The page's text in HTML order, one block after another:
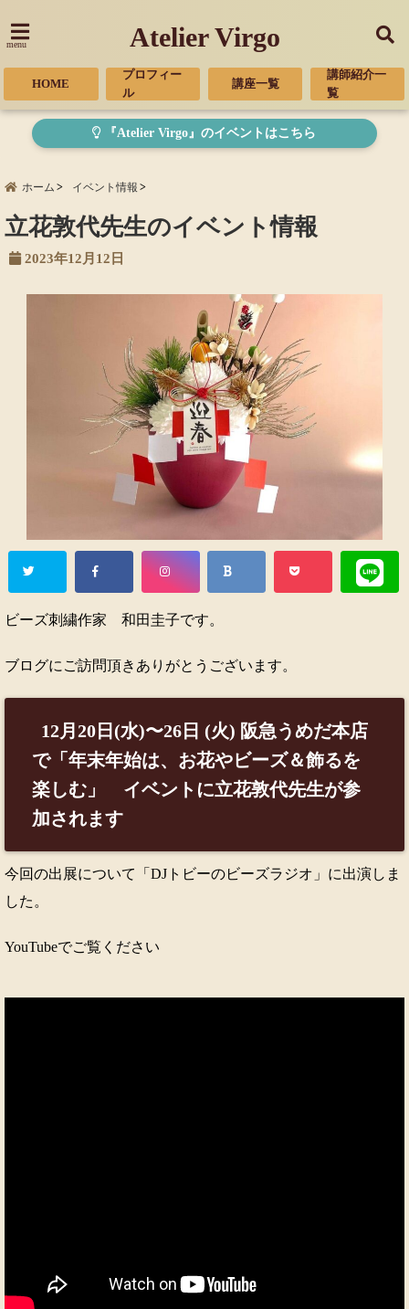
menu Atelier Virgo
HOME
プロフィー
ル
講座一覧
講師紹介一
覧
『Atelier Virgo』のイベントはこちら
ホーム イベント情報
立花敦代先生のイベント情報
2023年12月12日
ビーズ刺繍作家 和田圭子です。
ブログにご訪問頂きありがとうございます。
12月20日(水)〜26日 (火) 阪急うめだ本店
で「年末年始は、お花やビーズ＆飾るを
楽しむ」 イベントに立花敦代先生が参
加されます
今回の出展について「DJトビーのビーズラジオ」に出演しま
した。
YouTubeでご覧ください